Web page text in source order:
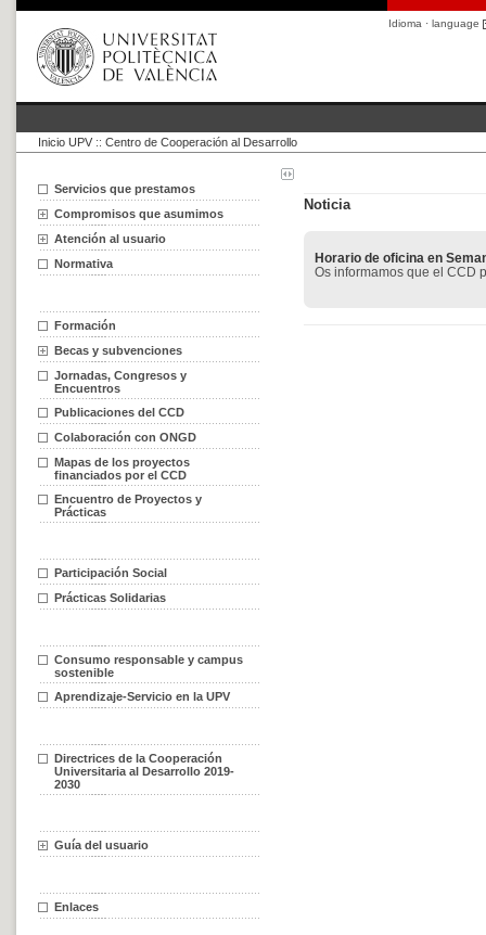
Idioma · language
Inicio UPV :: Centro de Cooperación al Desarrollo
Servicios que prestamos
Compromisos que asumimos
Atención al usuario
Normativa
Formación
Becas y subvenciones
Jornadas, Congresos y
Encuentros
Publicaciones del CCD
Colaboración con ONGD
Mapas de los proyectos
financiados por el CCD
Encuentro de Proyectos y
Prácticas
Participación Social
Prácticas Solidarias
Consumo responsable y campus
sostenible
Aprendizaje-Servicio en la UPV
Directrices de la Cooperación
Universitaria al Desarrollo 2019-
2030
Guía del usuario
Enlaces
Noticia
Horario de oficina en
Os informamos que el CCD